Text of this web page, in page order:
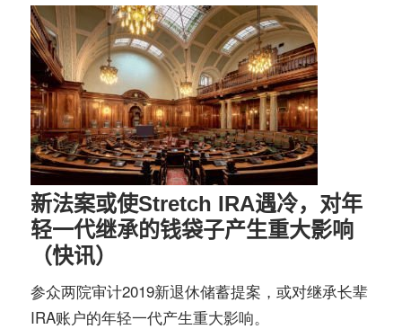
新法案或使Stretch IRA遇冷，对年
轻一代继承的钱袋子产生重大影响
（快讯）
参众两院审计2019新退休储蓄提案，或对继承长辈
IRA账户的年轻一代产生重大影响。